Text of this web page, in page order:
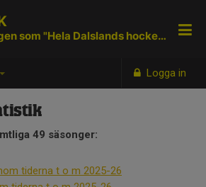
Logga in
50:e säsongen som "Hela Dalslands hockeyklubb"
49 säsonger:
tiderna t o m 2025-26